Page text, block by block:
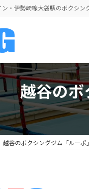
・伊勢崎線大袋駅のボクシ
越谷のボ
越谷のボクシングジム「ルーポ